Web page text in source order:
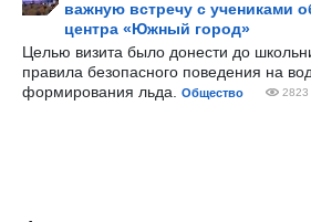
важную встречу с учениками
центра «Южный город»
Целью визита было донести до
правила безопасного поведения на
формирования льда.
Общество 2823